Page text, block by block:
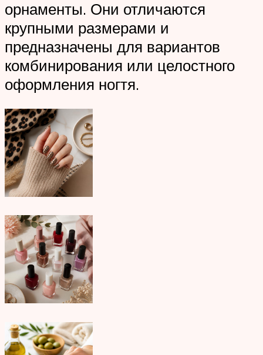
орнаменты. Они отличаются
крупными размерами и
предназначены для вариантов
комбинирования или целостного
оформления ногтя.